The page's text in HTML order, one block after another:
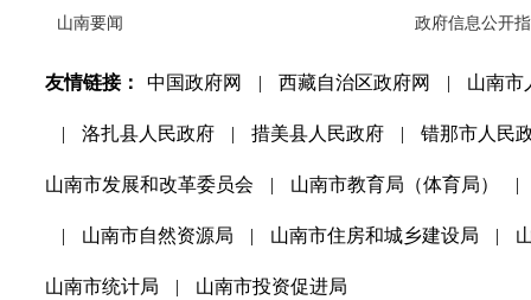
山南要闻 政府信息公开
友情链接： 中国政府网 | 西藏自治区政府网 | 山南市
| 洛扎县人民政府 | 措美县人民政府 | 错那市人民
山南市发展和改革委员会 | 山南市教育局（体育局） |
| 山南市自然资源局 | 山南市住房和城乡建设局 |
山南市统计局 | 山南市投资促进局